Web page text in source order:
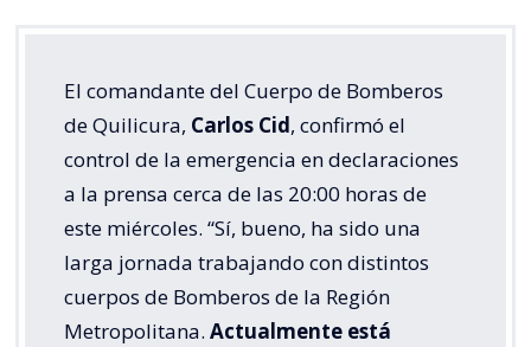
El comandante del Cuerpo de Bomberos
de Quilicura, Carlos Cid, confirmó el
control de la emergencia en declaraciones
a la prensa cerca de las 20:00 horas de
este miércoles. “Sí, bueno, ha sido una
larga jornada trabajando con distintos
cuerpos de Bomberos de la Región
Metropolitana. Actualmente está